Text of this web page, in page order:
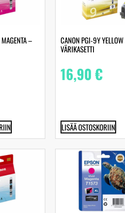
–
CANON PGI-9Y
VÄRIKASETTI
16,90€
LISÄÄ OSTOSKORIIN